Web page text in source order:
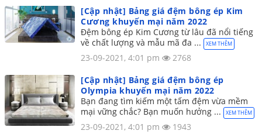
[Cập nhật] Bảng giá đệm bông ép Kim
Cương khuyến mại năm 2022
Đệm bông ép Kim Cương từ lâu đã nổi tiếng
về chất lượng và mẫu mã đa ...
XEM THÊM
23-09-2021, 4:01 pm
2768
[Cập nhật] Bảng giá đệm bông ép
Olympia khuyến mại năm 2022
Bạn đang tìm kiếm một tấm đệm vừa mềm
mại vững chắc? Bạn muốn hưởng ...
XEM THÊM
23-09-2021, 4:01 pm
1943